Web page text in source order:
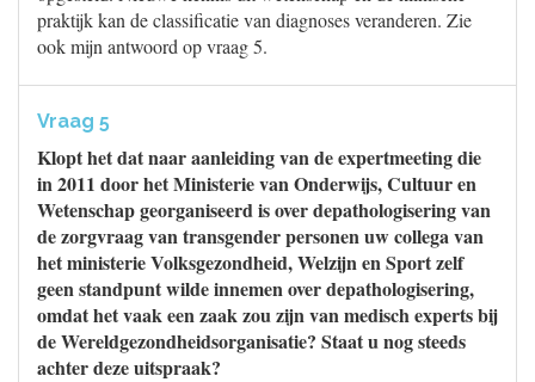
praktijk kan de classificatie van diagnoses veranderen. Zie
ook mijn antwoord op vraag 5.
Vraag 5
Klopt het dat naar aanleiding van de expertmeeting die
in 2011 door het Ministerie van Onderwijs, Cultuur en
Wetenschap georganiseerd is over depathologisering van
de zorgvraag van transgender personen uw collega van
het ministerie Volksgezondheid, Welzijn en Sport zelf
geen standpunt wilde innemen over depathologisering,
omdat het vaak een zaak zou zijn van medisch experts bij
de Wereldgezondheidsorganisatie? Staat u nog steeds
achter deze uitspraak?